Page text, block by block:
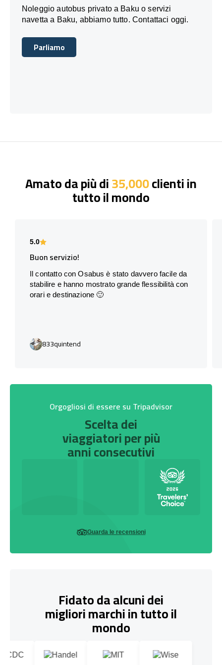
Noleggio autobus privato a Baku o servizi
navetta a Baku, abbiamo tutto. Contattaci oggi.
Parliamo
Parliamo
Amato da più di35,000clienti in
tutto il mondo
5.0
Buon servizio!
Il contatto con Osabus è stato davvero facile da
stabilire e hanno mostrato grande flessibilità con
orari e destinazione 🙂
833quintend
Orgogliosi di essere su Tripadvisor
Scelta dei
viaggiatori per più
anni consecutivi
Guarda le recensioni
Fidato da alcuni dei
migliori marchi in tutto il
mondo